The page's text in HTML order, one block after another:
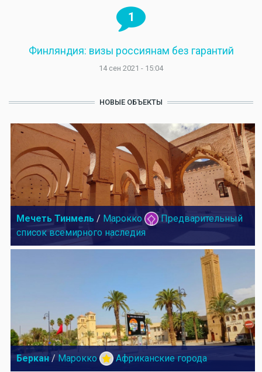
1
Финляндия: визы россиянам без гарантий
14 сен 2021 - 15:04
НОВЫЕ ОБЪЕКТЫ
Мечеть Тинмель / Марокко
Предварительный
список всемирного наследия
Беркан / Марокко Африканские города